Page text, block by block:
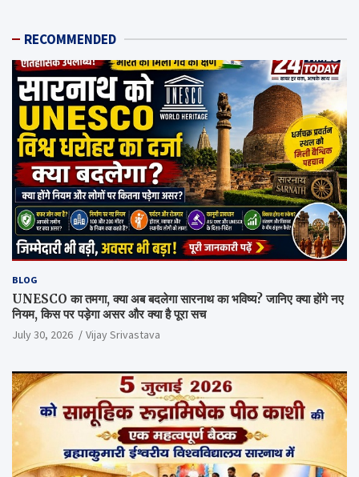
RECOMMENDED
BLOG
UNESCO का तमगा, क्या अब बदलेगा सारनाथ का भविष्य? जानिए क्या होंगे नए
नियम, किस पर पड़ेगा असर और क्या है पूरा सच
July 30, 2026 Vijay Srivastava